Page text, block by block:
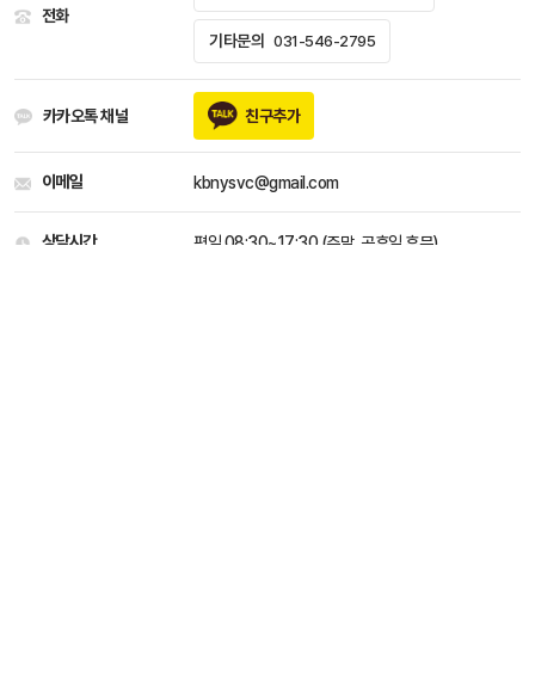
전화
기타문의 031-546-2795
카카오톡 채널 친구추가
이메일 kbnysvc@gmail.com
상담시간 평일 08:30~17:30 (주말, 공휴일 휴무)